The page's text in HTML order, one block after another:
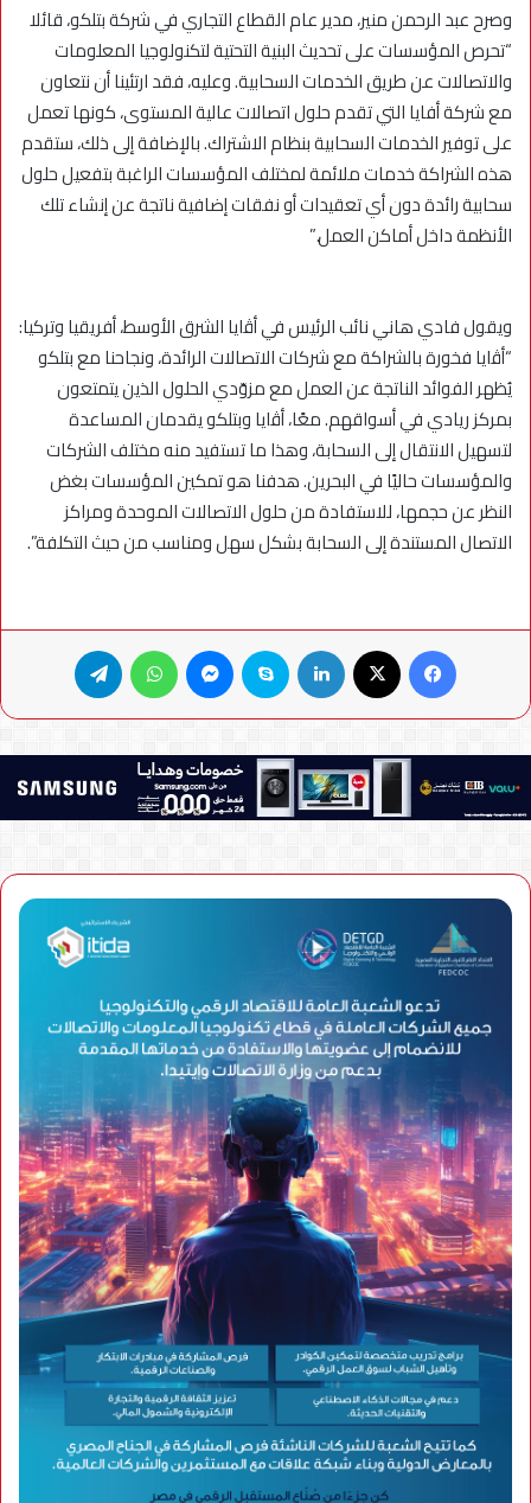
وصرح عبد الرحمن منير، مدير عام القطاع التجاري في شركة بتلكو، قائلا
“تحرص المؤسسات على تحديث البنية التحتية لتكنولوجيا المعلومات
والاتصالات عن طريق الخدمات السحابية. وعليه، فقد ارتئينا أن نتعاون
مع شركة أفايا التي تقدم حلول اتصالات عالية المستوى، كونها تعمل
على توفير الخدمات السحابية بنظام الاشتراك. بالإضافة إلى ذلك، ستقدم
هذه الشراكة خدمات ملائمة لمختلف المؤسسات الراغبة بتفعيل حلول
سحابية رائدة دون أي تعقيدات أو نفقات إضافية ناتجة عن إنشاء تلك
الأنظمة داخل أماكن العمل.”
ويقول فادي هاني نائب الرئيس في أﭬايا الشرق الأوسط، أفريقيا وتركيا:
“أﭬايا فخورة بالشراكة مع شركات الاتصالات الرائدة، ونجاحنا مع بتلكو
يُظهر الفوائد الناتجة عن العمل مع مزوّدي الحلول الذين يتمتعون
بمركز ريادي في أسواقهم. معًا، أﭬايا وبتلكو يقدمان المساعدة
لتسهيل الانتقال إلى السحابة، وهذا ما تستفيد منه مختلف الشركات
والمؤسسات حاليًا في البحرين. هدفنا هو تمكين المؤسسات بغض
النظر عن حجمها، للاستفادة من حلول الاتصالات الموحدة ومراكز
الاتصال المستندة إلى السحابة بشكل سهل ومناسب من حيث التكلفة”.
فيسبوك لينكدإن سكايب ماسنجر واتساب